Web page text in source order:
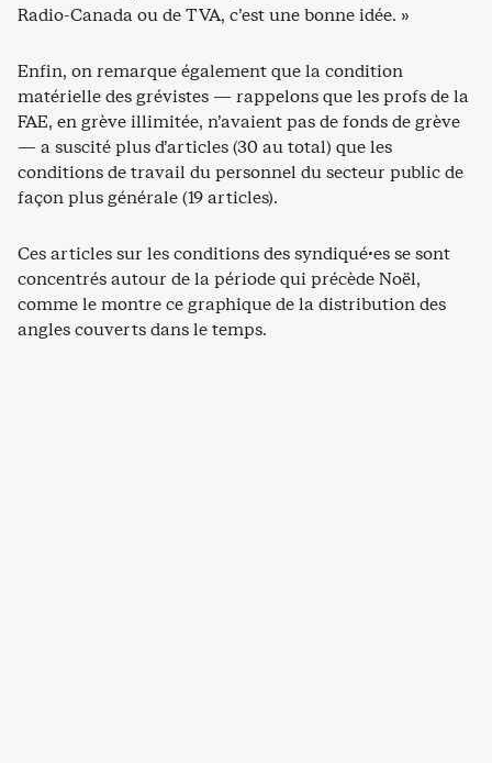
Radio-Canada ou de TVA, c’est une bonne idée. »
Enfin, on remarque également que la condition
matérielle des grévistes — rappelons que les profs de la
FAE, en grève illimitée, n’avaient pas de fonds de grève
— a suscité plus d’articles (30 au total) que les
conditions de travail du personnel du secteur public de
façon plus générale (19 articles).
Ces articles sur les conditions des syndiqué·es se sont
concentrés autour de la période qui précède Noël,
comme le montre ce graphique de la distribution des
angles couverts dans le temps.